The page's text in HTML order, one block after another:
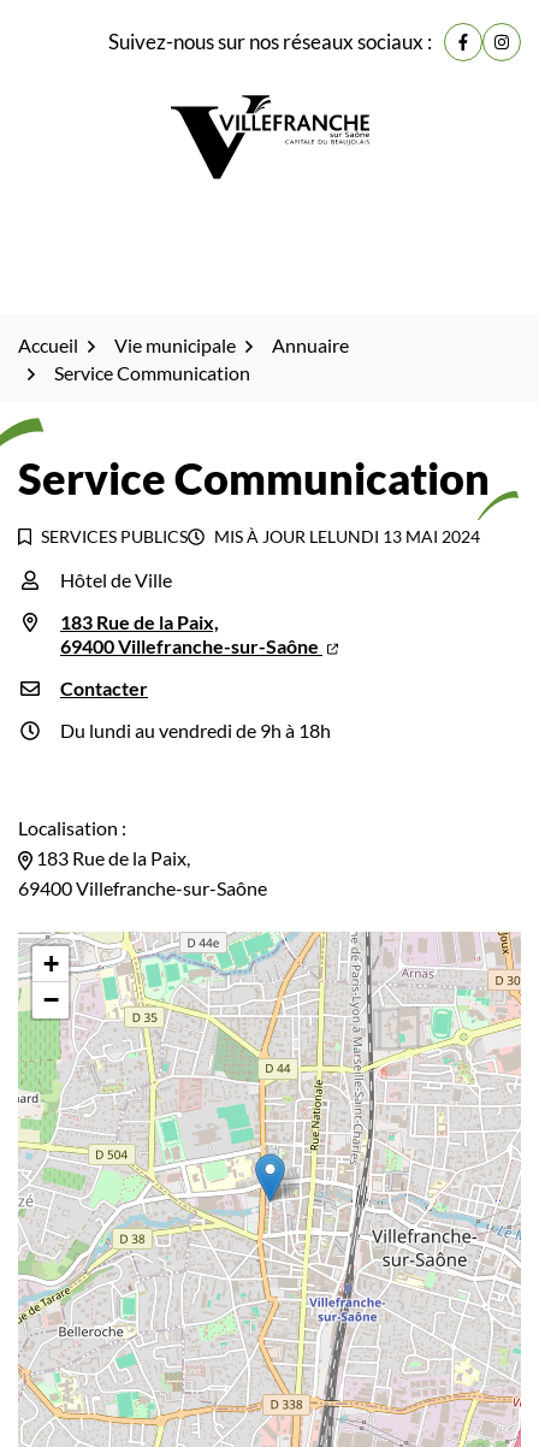
Suivez-nous sur nos réseaux sociaux : Lien vers
Lien
Accueil Vie municipale
Annuaire
Service Communication
Service Communication
SERVICES PUBLICS MIS À JOUR LELUNDI 13 MAI 2024
Infos utiles
Hôtel de Ville
183 Rue de la Paix,
69400 Villefranche-sur-Saône
Contacter
Du lundi au vendredi de 9h à 18h
Localisation :
183 Rue de la Paix,
69400 Villefranche-sur-Saône
+
−